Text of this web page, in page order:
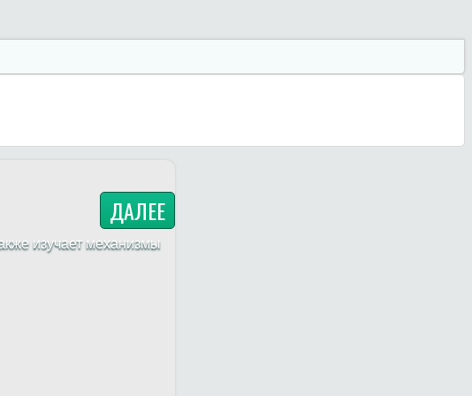
ДАЛЕЕ
изучает механизмы